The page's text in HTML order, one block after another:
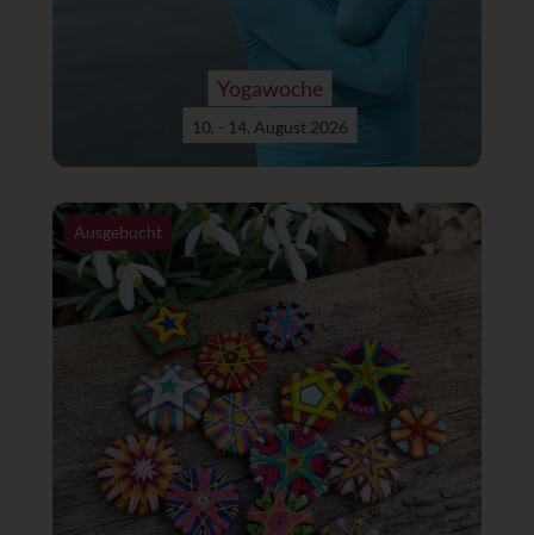
Yogawoche
10. - 14. August 2026
Ausgebucht